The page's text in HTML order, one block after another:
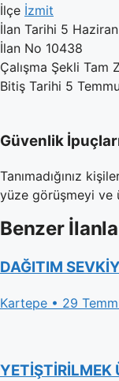
İlçe İzmit
İlan Tarihi 5
İlan No 10438
Çalışma Şekli Tam
Bitiş Tarihi 5
Güvenlik
Tanımadığınız
yüze görüşmeyi ve
Benzer
DAĞITIM
Kartepe • 29
YETİŞTİRİLMEK